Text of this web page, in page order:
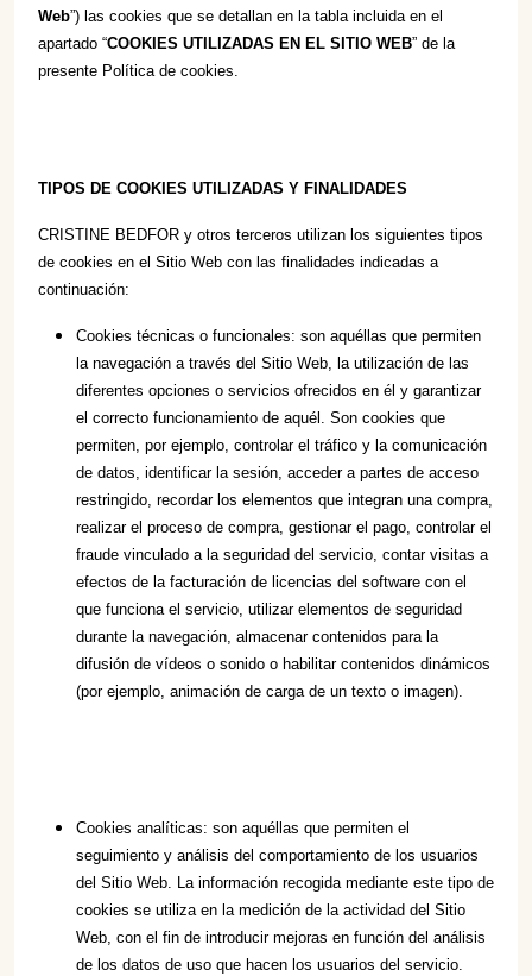
Web”) las cookies que se detallan en la tabla incluida en el
apartado “COOKIES UTILIZADAS EN EL SITIO WEB” de la
presente Política de cookies.
TIPOS DE COOKIES UTILIZADAS Y FINALIDADES
CRISTINE BEDFOR y otros terceros utilizan los siguientes tipos
de cookies en el Sitio Web con las finalidades indicadas a
continuación:
Cookies técnicas o funcionales: son aquéllas que permiten
la navegación a través del Sitio Web, la utilización de las
diferentes opciones o servicios ofrecidos en él y garantizar
el correcto funcionamiento de aquél. Son cookies que
permiten, por ejemplo, controlar el tráfico y la comunicación
de datos, identificar la sesión, acceder a partes de acceso
restringido, recordar los elementos que integran una compra,
realizar el proceso de compra, gestionar el pago, controlar el
fraude vinculado a la seguridad del servicio, contar visitas a
efectos de la facturación de licencias del software con el
que funciona el servicio, utilizar elementos de seguridad
durante la navegación, almacenar contenidos para la
difusión de vídeos o sonido o habilitar contenidos dinámicos
(por ejemplo, animación de carga de un texto o imagen).
Cookies analíticas: son aquéllas que permiten el
seguimiento y análisis del comportamiento de los usuarios
del Sitio Web. La información recogida mediante este tipo de
cookies se utiliza en la medición de la actividad del Sitio
Web, con el fin de introducir mejoras en función del análisis
de los datos de uso que hacen los usuarios del servicio.